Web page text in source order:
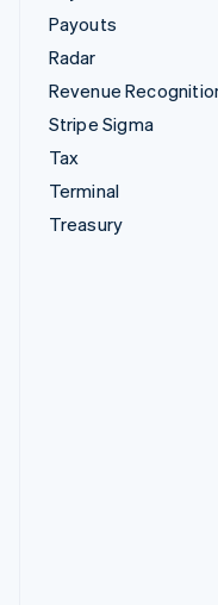
Payouts
Radar
Revenue
Stripe Sigma
Tax
Terminal
Treasury